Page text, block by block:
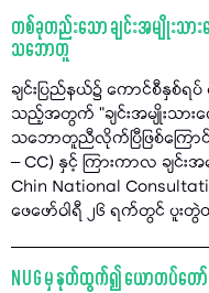
တစ်ခုတည်းသော ချင်းအမျိုးသား
သဘောတူ
ချင်းပြည်နယ်၌ ကောင်စီနှစ်ရ
သည့်အတွက် "ချင်းအမျိုးသားက
သဘောတူညီလိုက်ပြီဖြစ်ကြောင်
– CC) နှင့် ကြားကာလ ချင်
Chin National
ဖေဖော်ဝါရီ ၂၆ ရက်တွင် ပူ
NUG မှ နုတ်ထွက်၍ ယောတပ်တော်